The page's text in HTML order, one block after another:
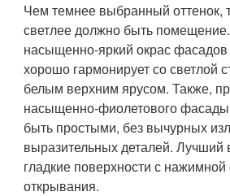
Чем темнее выбранный оттенок,
светлее должно быть
насыщенно-яркий окрас
хорошо гармонирует со светлой
белым верхним ярусом. Также,
насыщенно-фиолетового
быть простыми, без вычурных
выразительных деталей. Лучший
гладкие поверхности с нажимной
открывания.